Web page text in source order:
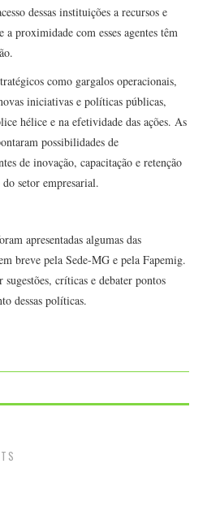
dessas instituições a recursos e
proximidade com esses agentes têm
como gargalos operacionais,
iniciativas e políticas públicas,
hélice e na efetividade das ações. As
possibilidades de
de inovação, capacitação e retenção
setor empresarial.
apresentadas algumas das
breve pela Sede-MG e pela Fapemig.
críticas e debater pontos
dessas políticas.